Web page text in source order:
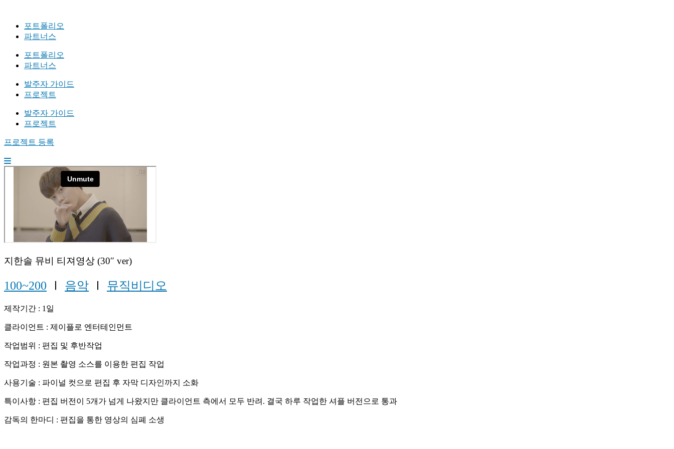
포트폴리오
파트너스
포트폴리오
파트너스
발주자 가이드
프로젝트
발주자 가이드
프로젝트
프로젝트 등록
지한솔 뮤비 티져영상 (30″ ver)
100~200 Ⅰ 음악 Ⅰ 뮤직비디오
제작기간 : 1일
클라이언트 : 제이플로 엔터테인먼트
작업범위 : 편집 및 후반작업
작업과정 : 원본 촬영 소스를 이용한 편집 작업
사용기술 : 파이널 컷으로 편집 후 자막 디자인까지 소화
특이사항 : 편집 버전이 5개가 넘게 나왔지만 클라이언트 측에서 모두 반려. 결국 하루 작업한 셔플 버전으로 통과
감독의 한마디 : 편집을 통한 영상의 심폐 소생